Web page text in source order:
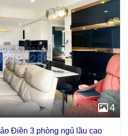
4
Điền 3 phòng ngủ lầu cao